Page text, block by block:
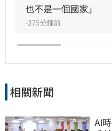
也不是一個國家」
-275分鐘前
相關新聞
AI